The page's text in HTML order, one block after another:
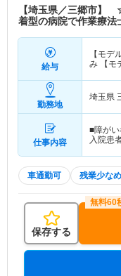
【埼玉県／三郷市】
着型の病院で作業療法
給与
【モデ
み 【モ
勤務地
埼玉県
仕事内容
■障が
車通勤可 残業少なめ
保存する